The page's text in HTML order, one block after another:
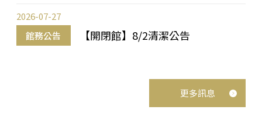
館務公告 【開閉館】8/2清潔公告
2026-07-27
更多訊息